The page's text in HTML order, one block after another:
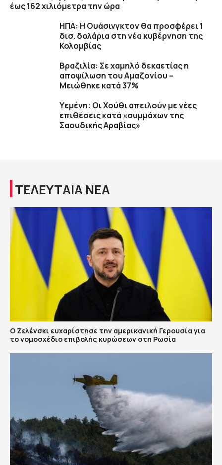
έως 162 χιλιόμετρα την ώρα
ΗΠΑ: H Ουάσινγκτον θα προσφέρει 1
δισ. δολάρια στη νέα κυβέρνηση της
Κολομβίας
Βραζιλία: Σε χαμηλό δεκαετίας η
αποψίλωση του Αμαζονίου –
Μειώθηκε κατά 37%
Υεμένη: Οι Χούθι απειλούν με νέες
επιθέσεις κατά «συμμάχων της
Σαουδικής Αραβίας»
ΤΕΛΕΥΤΑΙΑ ΝΕΑ
Ο Ζελένσκι ευχαρίστησε την αμερικανική Γερουσία για
το νομοσχέδιο επιβολής κυρώσεων στη Ρωσία